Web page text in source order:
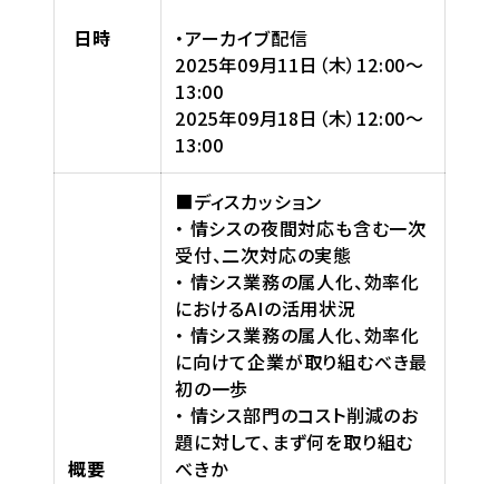
日時
・アーカイブ配信
2025年09月11日（木）12:00〜
13:00
2025年09月18日（木）12:00〜
13:00
概要
■ディスカッション
・ 情シスの夜間対応も含む一次
受付、二次対応の実態
・ 情シス業務の属人化、効率化
におけるAIの活用状況
・ 情シス業務の属人化、効率化
に向けて企業が取り組むべき最
初の一歩
・ 情シス部門のコスト削減のお
題に対して、まず何を取り組む
べきか